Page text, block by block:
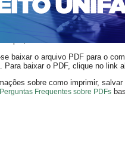
deve ser carregado no
uma versão atual do
baixar o arquivo PDF para o
Para baixar o PDF, clique no link
sobre como imprimir,
Perguntas Frequentes sobre PDFs